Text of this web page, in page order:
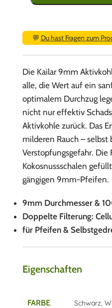
💬 Du hast Fragen zum
Die Kailar 9mm
alle, die Wert auf ein
optimalem Durchzug
nicht nur effektiv
Aktivkohle zurück. Das
milderen Rauch –
Verstopfungsgefahr.
Kokosnussschalen
gängigen 9mm-Pfeifen.
9mm Durchmesser &
Doppelte Filterung:
für Pfeifen &
Eigenschaften
FARBE Schwarz